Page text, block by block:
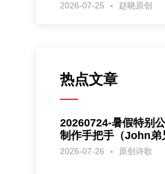
2026-07-25 赵晓原创
热点文章
20260724-暑假特别
制作手把手（John弟
2026-07-26 原创诗歌